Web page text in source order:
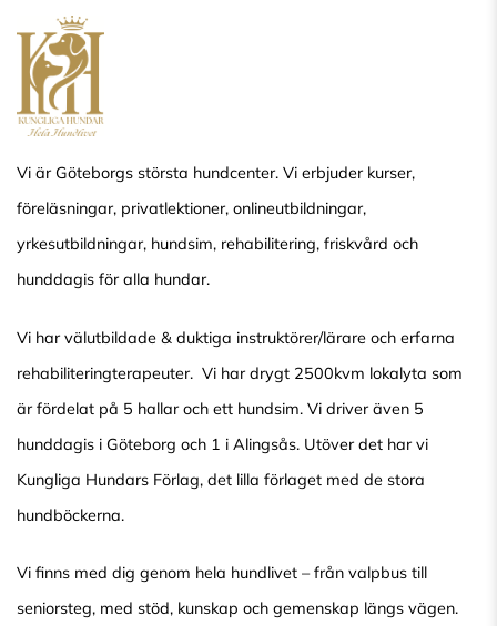
Vi är Göteborgs största hundcenter. Vi erbjuder kurser,
föreläsningar, privatlektioner, onlineutbildningar,
yrkesutbildningar, hundsim, rehabilitering, friskvård och
hunddagis för alla hundar.
Vi har välutbildade & duktiga instruktörer/lärare och erfarna
rehabiliteringterapeuter. Vi har drygt 2500kvm lokalyta som
är fördelat på 5 hallar och ett hundsim. Vi driver även 5
hunddagis i Göteborg och 1 i Alingsås. Utöver det har vi
Kungliga Hundars Förlag, det lilla förlaget med de stora
hundböckerna.
Vi finns med dig genom hela hundlivet – från valpbus till
seniorsteg, med stöd, kunskap och gemenskap längs vägen.